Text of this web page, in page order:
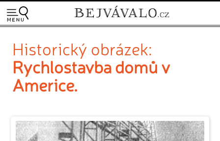
Historický obrázek:
Rychlostavba domů v
Americe.